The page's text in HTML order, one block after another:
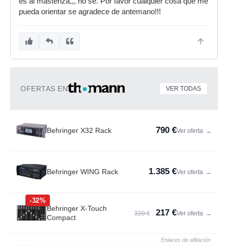
pueda orientar se agradece de antemano!!!
OFERTAS EN VER TODAS
Behringer X32 Rack 790 €Ver oferta →
Behringer WING Rack 1.385 €Ver oferta →
-32%
Behringer X-Touch
Compact
320 € 217 €Ver oferta →
Enlaces de afiliación